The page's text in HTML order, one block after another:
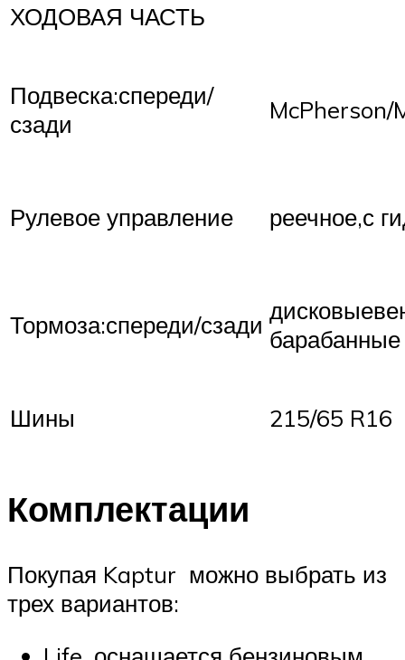
ХОДОВАЯ ЧАСТЬ
Подвеска:спереди/
сзади
McPherson/
Рулевое управление реечное,с
Тормоза:спереди/сзади барабанные
Шины 215/65 R16
Комплектации
Покупая Kaptur можно выбрать из
трех вариантов: